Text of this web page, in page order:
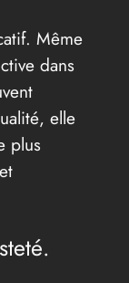
Même
dans
elle
plus